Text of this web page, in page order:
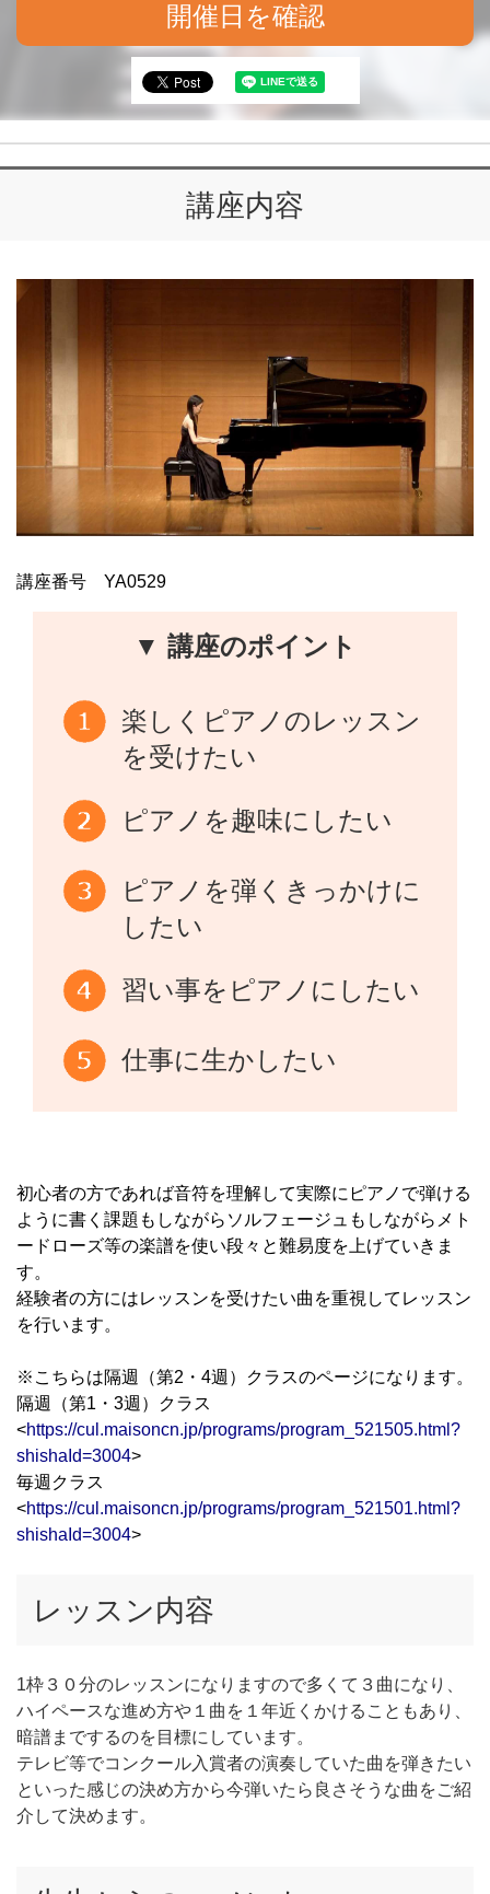
開催日を確認
講座内容
講座番号 YA0529
▼ 講座のポイント
楽しくピアノのレッスン
を受けたい
ピアノを趣味にしたい
ピアノを弾くきっかけに
したい
習い事をピアノにしたい
仕事に生かしたい
初心者の方であれば音符を理解して実際にピアノで弾ける
ように書く課題もしながらソルフェージュもしながらメト
ードローズ等の楽譜を使い段々と難易度を上げていきま
す。
経験者の方にはレッスンを受けたい曲を重視してレッスン
を行います。
※こちらは隔週（第2・4週）クラスのページになります。
隔週（第1・3週）クラス
<https://cul.maisoncn.jp/programs/program_521505.html?
shishaId=3004>
毎週クラス
<https://cul.maisoncn.jp/programs/program_521501.html?
shishaId=3004>
レッスン内容
1枠３０分のレッスンになりますので多くて３曲になり、
ハイペースな進め方や１曲を１年近くかけることもあり、
暗譜までするのを目標にしています。
テレビ等でコンクール入賞者の演奏していた曲を弾きたい
といった感じの決め方から今弾いたら良さそうな曲をご紹
介して決めます。